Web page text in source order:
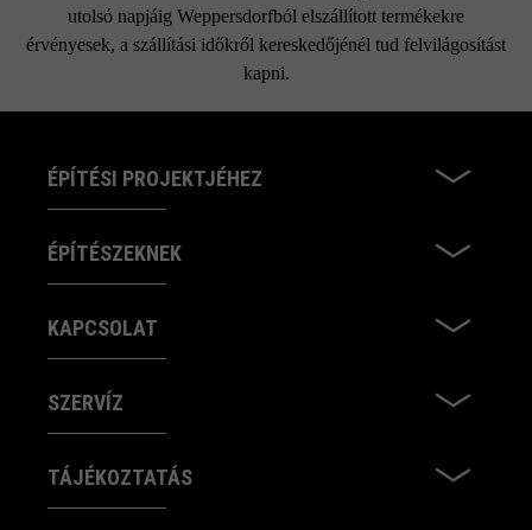
utolsó napjáig Weppersdorfból elszállított termékekre
érvényesek, a szállítási időkről kereskedőjénél tud felvilágosítást
kapni.
ÉPÍTÉSI PROJEKTJÉHEZ
ÉPÍTÉSZEKNEK
KAPCSOLAT
SZERVÍZ
TÁJÉKOZTATÁS